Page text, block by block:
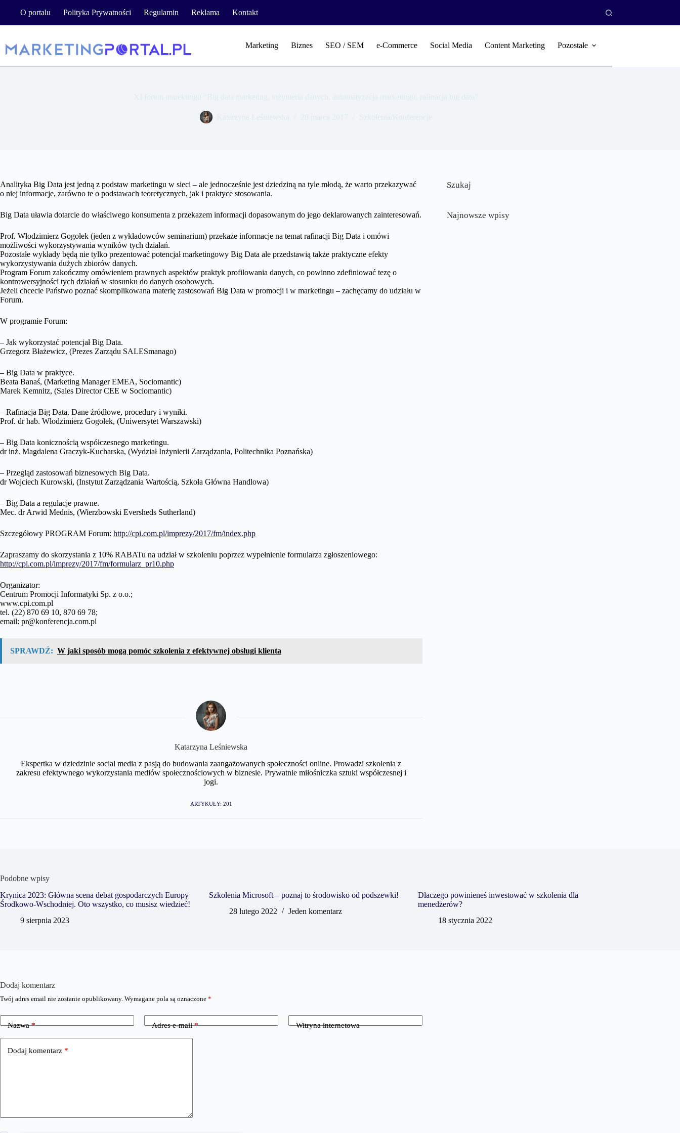
O portalu Polityka Prywatności Regulamin Reklama Kontakt
Marketing Biznes SEO / SEM e-Commerce Social Media Content Marketing Pozostałe
Analityka Big Data jest jedną z podstaw marketingu w sieci – ale jednocześnie jest dziedziną na tyle młodą, że warto przekazywać
o niej informacje, zarówno te o podstawach teoretycznych, jak i praktyce stosowania.
Big Data uławia dotarcie do właściwego konsumenta z przekazem informacji dopasowanym do jego deklarowanych zainteresowań.
Prof. Włodzimierz Gogołek (jeden z wykładowców seminarium) przekaże informacje na temat rafinacji Big Data i omówi
możliwości wykorzystywania wyników tych działań.
Pozostałe wykłady będą nie tylko prezentować potencjał marketingowy Big Data ale przedstawią także praktyczne efekty
wykorzystywania dużych zbiorów danych.
Program Forum zakończmy omówieniem prawnych aspektów praktyk profilowania danych, co powinno zdefiniować tezę o
kontrowersyjności tych działań w stosunku do danych osobowych.
Jeżeli chcecie Państwo poznać skomplikowana materię zastosowań Big Data w promocji i w marketingu – zachęcamy do udziału w
Forum.
W programie Forum:
– Jak wykorzystać potencjał Big Data.
Grzegorz Błażewicz, (Prezes Zarządu SALESmanago)
– Big Data w praktyce.
Beata Banaś, (Marketing Manager EMEA, Sociomantic)
Marek Kemnitz, (Sales Director CEE w Sociomantic)
– Rafinacja Big Data. Dane źródłowe, procedury i wyniki.
Prof. dr hab. Włodzimierz Gogołek, (Uniwersytet Warszawski)
– Big Data konicznością współczesnego marketingu.
dr inż. Magdalena Graczyk-Kucharska, (Wydział Inżynierii Zarządzania, Politechnika Poznańska)
– Przegląd zastosowań biznesowych Big Data.
dr Wojciech Kurowski, (Instytut Zarządzania Wartością, Szkoła Główna Handlowa)
– Big Data a regulacje prawne.
Mec. dr Arwid Mednis, (Wierzbowski Eversheds Sutherland)
Szczegółowy PROGRAM Forum: http://cpi.com.pl/imprezy/2017/fm/index.php
Zapraszamy do skorzystania z 10% RABATu na udział w szkoleniu poprzez wypełnienie formularza zgłoszeniowego:
http://cpi.com.pl/imprezy/2017/fm/formularz_pr10.php
Organizator:
Centrum Promocji Informatyki Sp. z o.o.;
www.cpi.com.pl
tel. (22) 870 69 10, 870 69 78;
email: pr@konferencja.com.pl
SPRAWDŹ: W jaki sposób mogą pomóc szkolenia z efektywnej obsługi klienta
Katarzyna Leśniewska
Ekspertka w dziedzinie social media z pasją do budowania zaangażowanych społeczności online. Prowadzi szkolenia z
zakresu efektywnego wykorzystania mediów społecznościowych w biznesie. Prywatnie miłośniczka sztuki współczesnej i
jogi.
ARTYKUŁY: 201
Szukaj
Najnowsze wpisy
Podobne wpisy
Krynica 2023: Główna scena debat gospodarczych Europy
Środkowo-Wschodniej. Oto wszystko, co musisz wiedzieć!
9 sierpnia 2023
Szkolenia Microsoft – poznaj to środowisko od podszewki!
28 lutego 2022
Jeden komentarz
Dlaczego powinieneś inwestować w szkolenia dla
menedżerów?
18 stycznia 2022
Dodaj komentarz
Twój adres email nie zostanie opublikowany. Wymagane pola są oznaczone *
Nazwa* Adres e-mail* Witryna internetowa
Dodaj komentarz *